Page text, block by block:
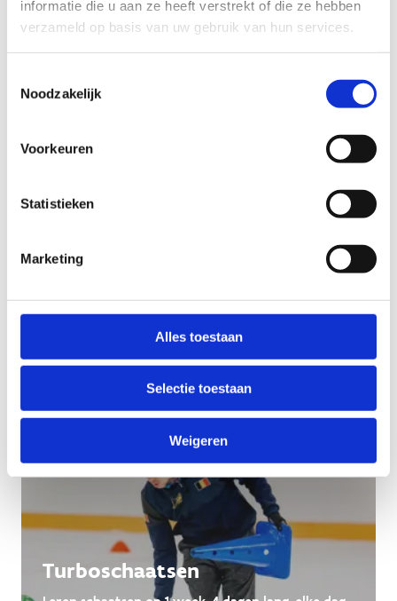
informatie die u aan ze heeft verstrekt of die ze hebben
verzameld op basis van uw gebruik van hun services.
Noodzakelijk
Voorkeuren
Statistieken
Marketing
Alles toestaan
Selectie toestaan
Weigeren
Start 2 Ice Skate
basics van het ijsschaatsen.
Turboschaatsen